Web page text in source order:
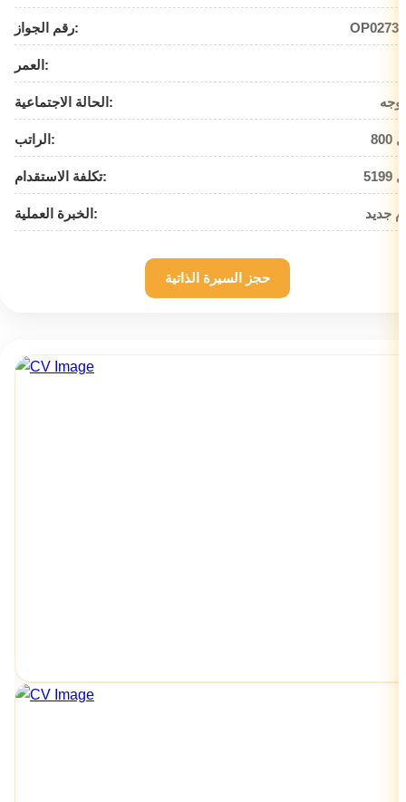
رقم الجواز:
العمر:
الحالة الاجتماعية:
الراتب:
تكلفة الاستقدام:
الخبرة العملية: جديد
حجز السيرة الذاتية